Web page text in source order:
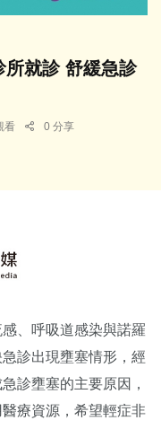
所就診 舒緩急診
看 0 分享
、呼吸道感染與諾羅
診出現壅塞情形，經
診壅塞的主要原因，
療資源，希望輕症非